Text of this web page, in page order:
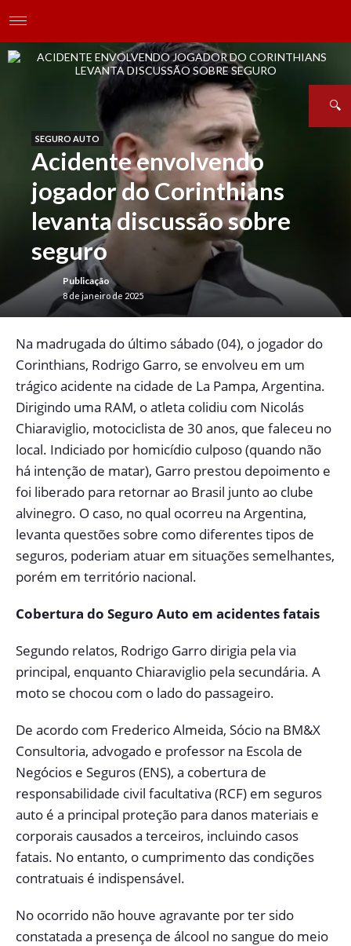
SEGURO AUTO
Acidente envolvendo
jogador do Corinthians
levanta discussão sobre
seguro
Publicação
8 de janeiro de 2025
Na madrugada do último sábado (04), o jogador do
Corinthians, Rodrigo Garro, se envolveu em um
trágico acidente na cidade de La Pampa, Argentina.
Dirigindo uma RAM, o atleta colidiu com Nicolás
Chiaraviglio, motociclista de 30 anos, que faleceu no
local. Indiciado por homicídio culposo (quando não
há intenção de matar), Garro prestou depoimento e
foi liberado para retornar ao Brasil junto ao clube
alvinegro. O caso, no qual ocorreu na Argentina,
levanta questões sobre como diferentes tipos de
seguros, poderiam atuar em situações semelhantes,
porém em território nacional.
Cobertura do Seguro Auto em acidentes fatais
Segundo relatos, Rodrigo Garro dirigia pela via
principal, enquanto Chiaraviglio pela secundária. A
moto se chocou com o lado do passageiro.
De acordo com Frederico Almeida, Sócio na BM&X
Consultoria, advogado e professor na Escola de
Negócios e Seguros (ENS), a cobertura de
responsabilidade civil facultativa (RCF) em seguros
auto é a principal proteção para danos materiais e
corporais causados a terceiros, incluindo casos
fatais. No entanto, o cumprimento das condições
contratuais é indispensável.
No ocorrido não houve agravante por ter sido
constatada a presença de álcool no sangue do meio